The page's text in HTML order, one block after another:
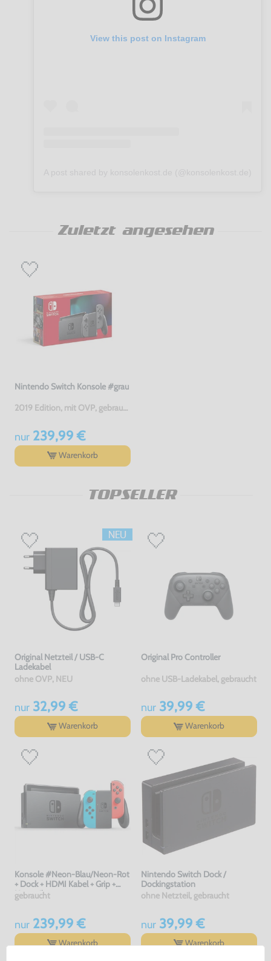
View this post on Instagram
Zuletzt angesehen
Nintendo Switch Konsole #grau
2019 Edition, mit OVP, gebraucht
nur239,99 €
Warenkorb
TOPSELLER
Original Netzteil / USB-C
Ladekabel
ohne OVP, NEU
nur32,99 €
Warenkorb
Original Pro Controller
ohne USB-Ladekabel, gebraucht
nur39,99 €
Warenkorb
Konsole #Neon-Blau/Neon-Rot
+ Dock + HDMI Kabel + Grip +
Netzteil
gebraucht
nur239,99 €
Warenkorb
Nintendo Switch Dock /
Dockingstation
ohne Netzteil, gebraucht
nur39,99 €
Warenkorb